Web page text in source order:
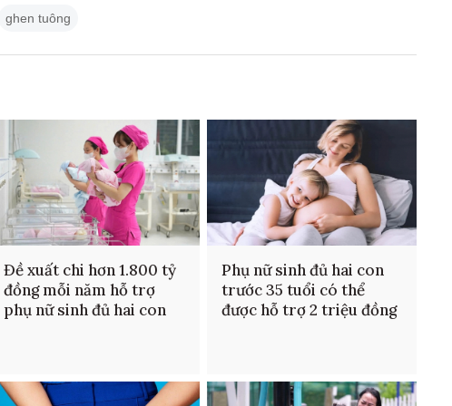
ghen tuông
Đề xuất chi hơn 1.800 tỷ
đồng mỗi năm hỗ trợ
phụ nữ sinh đủ hai con
Phụ nữ sinh đủ hai con
trước 35 tuổi có thể
được hỗ trợ 2 triệu đồng